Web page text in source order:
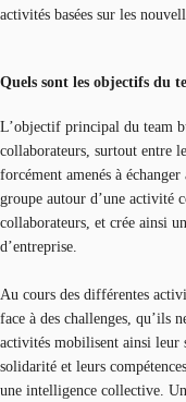
activités basées sur les
Quels sont les objectifs du
L’objectif principal du team
collaborateurs, surtout entre
forcément amenés à
groupe autour d’une activité
collaborateurs, et crée ainsi
d’entreprise.
Au cours des différentes
face à des challenges, qu’ils
activités mobilisent ainsi leur
solidarité et leurs
une intelligence collective.